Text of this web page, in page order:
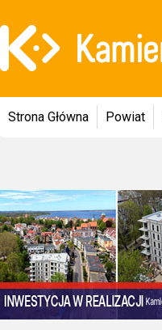
Strona Główna Powiat